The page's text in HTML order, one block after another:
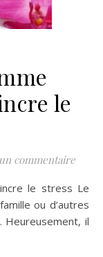
le
commentaire
ou d’autres
Heureusement, il